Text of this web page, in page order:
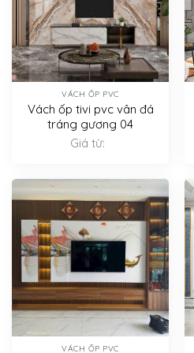
VÁCH ỐP PVC
Vách ốp tivi pvc vân đá
tráng gương 04
Giá từ:
VÁCH ỐP PVC